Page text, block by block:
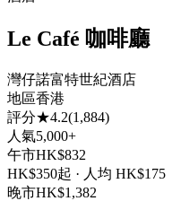
Le Café 咖啡廳
灣仔諾富特世紀酒店
地區香港
評分★4.2(1,884)
人氣5,000+
午市HK$832
HK$350起 · 人均 HK$175
晚市HK$1,382